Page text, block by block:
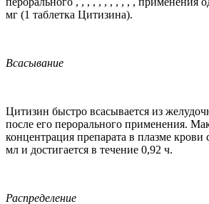
мг (1 таблетка Цитизина).
Всасывание
Цитизин быстро всасывается из
после его перорального применения.
концентрация препарата в плазме крови
мл и достигается в течение 0,92 ч.
Распределение